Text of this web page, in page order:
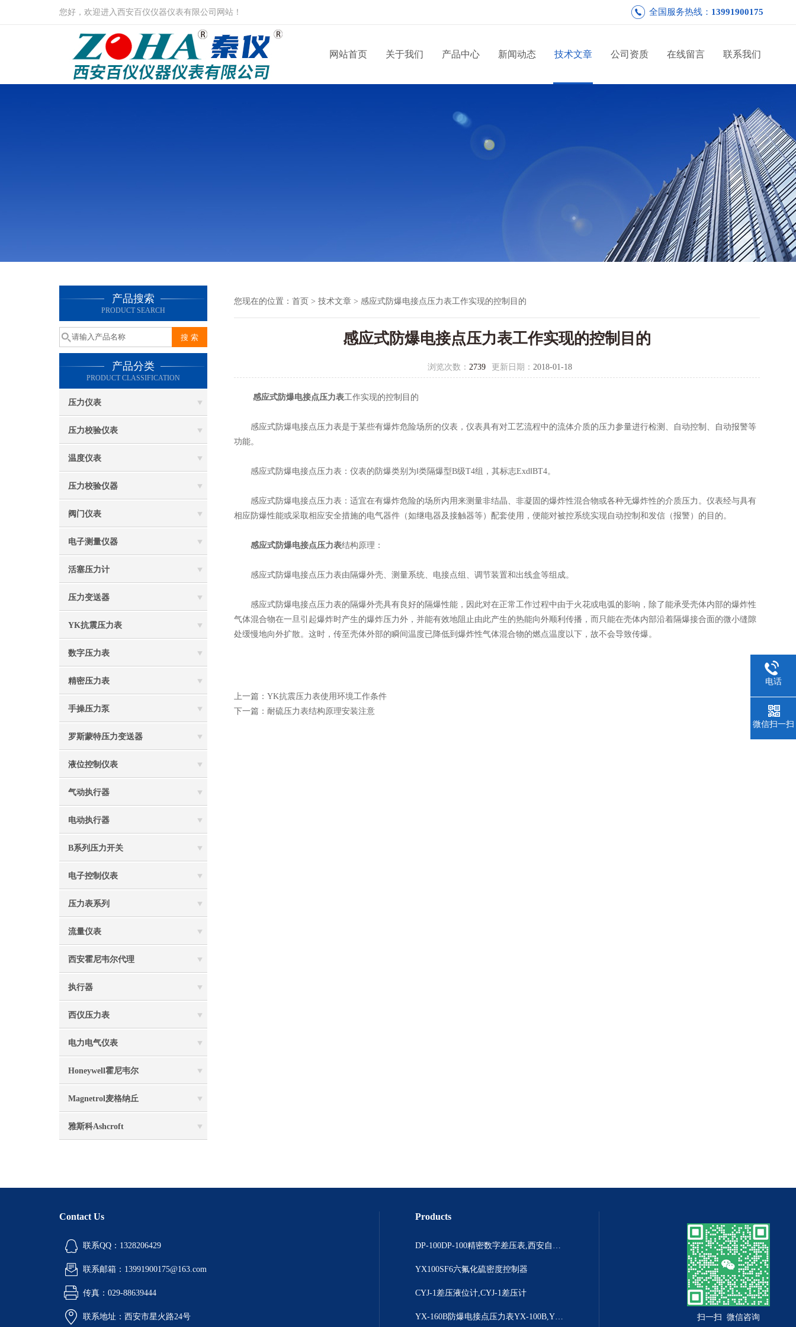
您好，欢迎进入西安百仪仪器仪表有限公司网站！ 全国服务热线： 13991900175
网站首页 关于我们 产品中心 新闻动态 技术文章 公司资质 在线留言 联系我们
产品搜索
PRODUCT SEARCH
产品分类
PRODUCT CLASSIFICATION
压力仪表
压力校验仪表
温度仪表
压力校验仪器
阀门仪表
电子测量仪器
活塞压力计
压力变送器
YK抗震压力表
数字压力表
精密压力表
手操压力泵
罗斯蒙特压力变送器
液位控制仪表
气动执行器
电动执行器
B系列压力开关
电子控制仪表
压力表系列
流量仪表
西安霍尼韦尔代理
执行器
西仪压力表
电力电气仪表
Honeywell霍尼韦尔
Magnetrol麦格纳丘
雅斯科Ashcroft
您现在的位置： 首页 > 技术文章 > 感应式防爆电接点压力表工作实现的控制目的
感应式防爆电接点压力表工作实现的控制目的
浏览次数： 2739 更新日期： 2018-01-18
感应式防爆电接点压力表工作实现的控制目的
感应式防爆电接点压力表是于某些有爆炸危险场所的仪表，仪表具有对工艺流程中的流体介质的压力参量进行检测、自动控制、自动报警等
功能。
感应式防爆电接点压力表：仪表的防爆类别为‖类隔爆型B级T4组，其标志Exd‖BT4。
感应式防爆电接点压力表：适宜在有爆炸危险的场所内用来测量非结晶、非凝固的爆炸性混合物或各种无爆炸性的介质压力。仪表经与具有
相应防爆性能或采取相应安全措施的电气器件（如继电器及接触器等）配套使用，便能对被控系统实现自动控制和发信（报警）的目的。
感应式防爆电接点压力表结构原理：
感应式防爆电接点压力表由隔爆外壳、测量系统、电接点组、调节装置和出线盒等组成。
感应式防爆电接点压力表的隔爆外壳具有良好的隔爆性能，因此对在正常工作过程中由于火花或电弧的影响，除了能承受壳体内部的爆炸性
气体混合物在一旦引起爆炸时产生的爆炸压力外，并能有效地阻止由此产生的热能向外顺利传播，而只能在壳体内部沿着隔爆接合面的微小缝隙
处缓慢地向外扩散。这时，传至壳体外部的瞬间温度已降低到爆炸性气体混合物的燃点温度以下，故不会导致传爆。
上一篇： YK抗震压力表使用环境工作条件
下一篇： 耐硫压力表结构原理安装注意
Contact Us
联系QQ：1328206429
联系邮箱：13991900175@163.com
传真：029-88639444
联系地址：西安市星火路24号
Products
DP-100DP-100精密数字差压表,西安自动化仪表一厂 数字压力表
YX100SF6六氟化硫密度控制器
CYJ-1差压液位计,CYJ-1差压计
YX-160B防爆电接点压力表YX-100B,YX-160B 扫一扫 微信咨询
电话
微信扫一扫